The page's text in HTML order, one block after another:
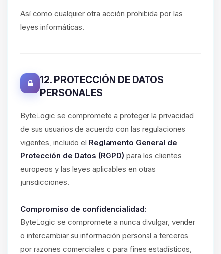
Así como cualquier otra acción prohibida por las
leyes informáticas.
12. PROTECCIÓN DE DATOS
PERSONALES
ByteLogic se compromete a proteger la privacidad
de sus usuarios de acuerdo con las regulaciones
vigentes, incluido el Reglamento General de
Protección de Datos (RGPD) para los clientes
europeos y las leyes aplicables en otras
jurisdicciones.
Compromiso de confidencialidad:
ByteLogic se compromete a nunca divulgar, vender
o intercambiar su información personal a terceros
por razones comerciales o para fines estadísticos,